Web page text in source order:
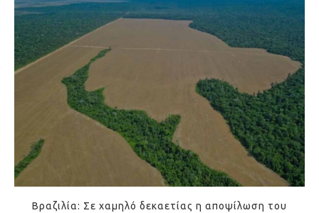
Βραζιλία: Σε χαμηλό δεκαετίας η αποψίλωση του